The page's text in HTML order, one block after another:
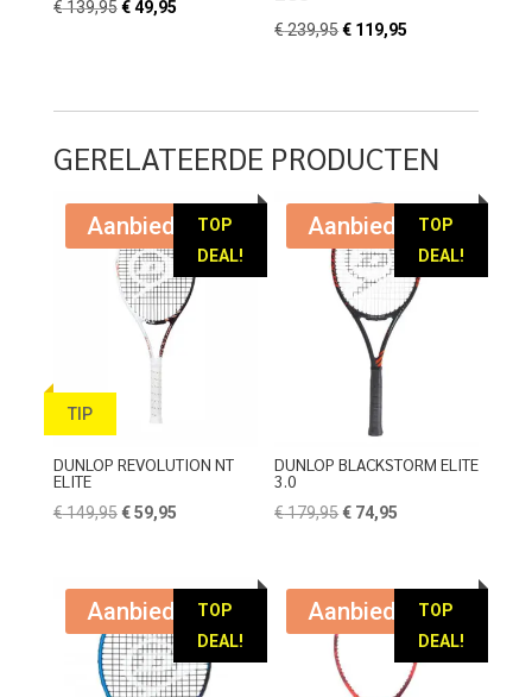
€139,95 Oorspronkelijke
€49,95Huidige
€239,95Oorspronkelijke
€ 119,95
GERELATEERDE PRODUCTEN
TOP
DEAL!
TIP
Aanbieding!
DUNLOP REVOLUTION NT
ELITE
€149,95 Oorspronkelijke
€ 149,95.
€59,95Huidige
€ 59,95.
TOP
DEAL!
Aanbieding!
DUNLOP BLACKSTORM ELITE
3.0
€179,95Oorspronkelijke
€ 179,95.
€ 74,95
€ 74,95.
TOP
DEAL!
Aanbieding!
TOP
DEAL!
Aanbieding!